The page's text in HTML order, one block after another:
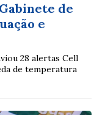
de
e
28 alertas Cell
de temperatura